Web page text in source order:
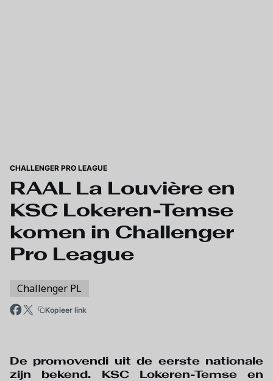
CHALLENGER PRO LEAGUE
RAAL La Louvière en
KSC Lokeren-Temse
komen in Challenger
Pro League
Challenger PL
Kopieer link
De promovendi uit de eerste nationale
zijn bekend. KSC Lokeren-Temse en